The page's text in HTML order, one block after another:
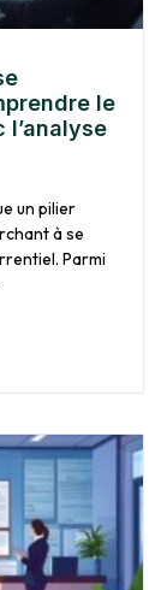
le
l’analyse
un pilier
à se
Parmi